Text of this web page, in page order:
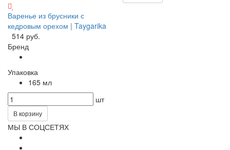
Варенье из брусники с
кедровым орехом | Taygarika
514 руб.
Бренд
Упаковка
165 мл
шт
В корзину
МЫ В СОЦСЕТЯХ